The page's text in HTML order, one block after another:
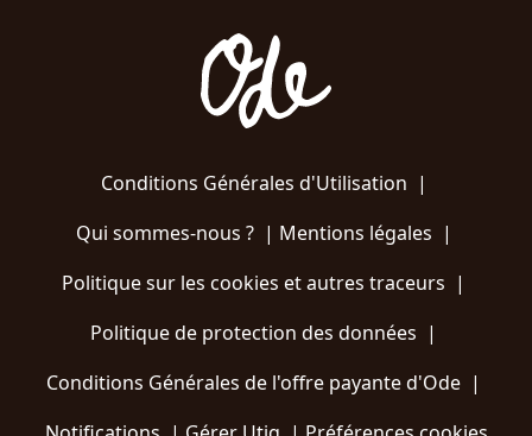
Conditions Générales d'Utilisation |
Qui sommes-nous ?| Mentions légales |
Politique sur les cookies et autres traceurs |
Politique de protection des données |
Conditions Générales de l'offre payante d'Ode |